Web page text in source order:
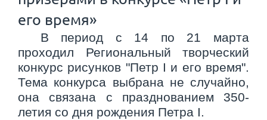
его время»
В период с 14 по 21 марта
проходил Региональный творческий
конкурс рисунков "Петр I и его время".
Тема конкурса выбрана не случайно,
она связана с празднованием 350-
летия со дня рождения Петра I.